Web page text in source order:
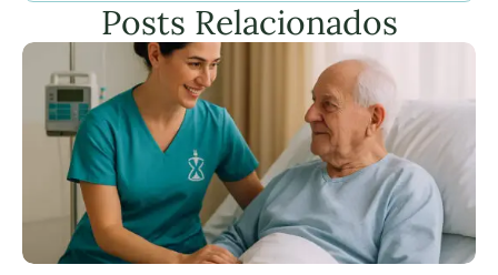
Posts Relacionados